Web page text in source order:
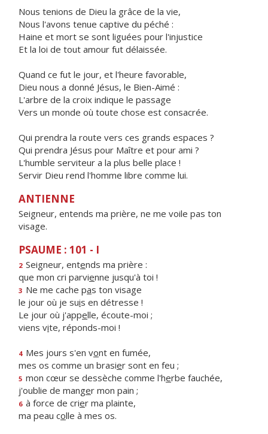
Nous tenions de Dieu la grâce de la vie,
Nous l'avons tenue captive du péché :
Haine et mort se sont liguées pour l'injustice
Et la loi de tout amour fut délaissée.
Quand ce fut le jour, et l'heure favorable,
Dieu nous a donné Jésus, le Bien-Aimé :
L'arbre de la croix indique le passage
Vers un monde où toute chose est consacrée.
Qui prendra la route vers ces grands espaces ?
Qui prendra Jésus pour Maître et pour ami ?
L'humble serviteur a la plus belle place !
Servir Dieu rend l'homme libre comme lui.
ANTIENNE
Seigneur, entends ma prière, ne me voile pas ton
visage.
PSAUME : 101 - I
2 Seigneur, entends ma prière :
que mon cri parvienne jusqu'à toi !
3 Ne me cache pas ton visage
le jour où je suis en détresse !
Le jour où j'appelle, écoute-moi ;
viens vite, réponds-moi !
4 Mes jours s'en vont en fumée,
mes os comme un brasier sont en feu ;
5 mon cœur se dessèche comme l'herbe fauchée,
j'oublie de manger mon pain ;
6 à force de crier ma plainte,
ma peau colle à mes os.